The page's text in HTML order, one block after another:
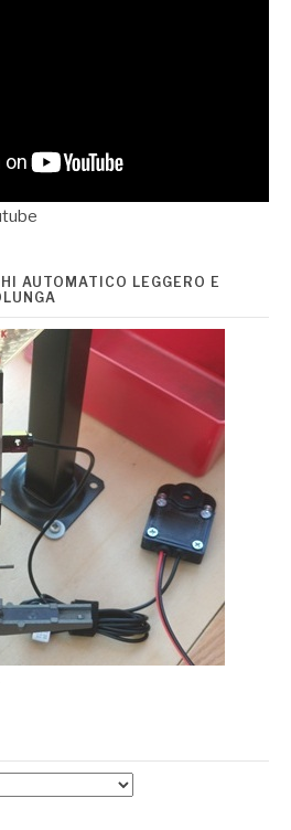
AUTOMATICO LEGGERO E